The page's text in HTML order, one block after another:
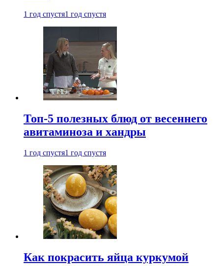
1 год спустя1 год спустя
Топ-5 полезных блюд от весеннего
авитаминоза и хандры
1 год спустя1 год спустя
Как покрасить яйца куркумой